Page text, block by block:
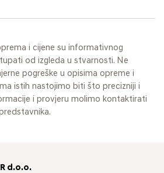
i cijene su informativnog
od izgleda u stvarnosti. Ne
pogreške u opisima opreme i
istih nastojimo biti što precizniji i
i provjeru molimo kontaktirati
d.o.o.